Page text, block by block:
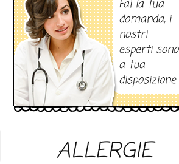
Fai la tua
domanda, i
nostri
esperti sono
a tua
disposizione
ALLERGIE